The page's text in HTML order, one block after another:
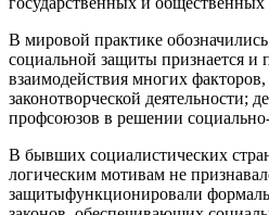
В мировой практике
социальной защиты признается и
взаимодействия многих
законотворческой деятельности;
профсою­зов в решении
В бывших социалистических
логическим мотивам не
защитыфункционировали